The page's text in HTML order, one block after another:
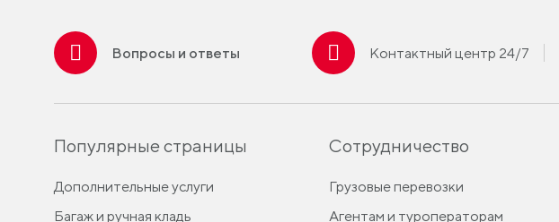
Вопросы и ответы Контактный центр 24/7
Популярные страницы
Дополнительные услуги
Багаж и ручная кладь
Сотрудничество
Грузовые перевозки
Агентам и туроператорам